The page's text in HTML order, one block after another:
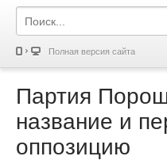
Полная версия сайта
Партия
название и
оппозицию